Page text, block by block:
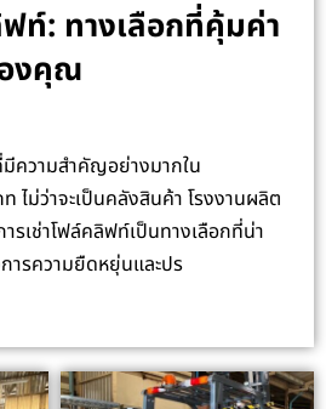
ฟท์: ทางเลือกที่คุ้มค่า
งคุณ
ความสำคัญอย่างมากใน
ไม่ว่าจะเป็นคลังสินค้า โรงงานผลิต
รเช่าโฟล์คลิฟท์เป็นทางเลือกที่น่า
ารความยืดหยุ่นและปร